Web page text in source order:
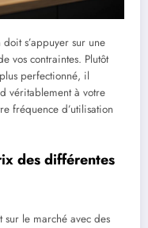
s’appuyer sur une
vos contraintes. Plutôt
perfectionné, il
véritablement à votre
fréquence d’utilisation
des différentes
sur le marché avec des